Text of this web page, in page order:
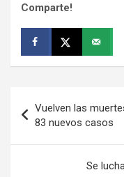
Comparte!
de
entradas
Vuelven las
83 nuevos casos
Se